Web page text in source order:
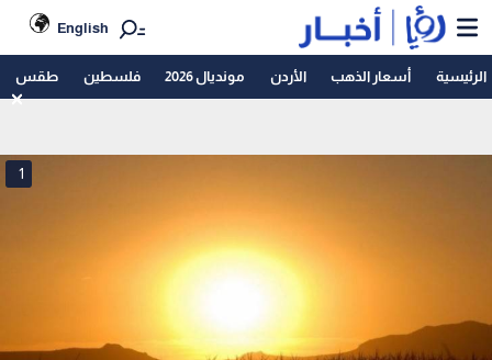
English
الرئيسية أسعار الذهب الأردن مونديال 2026 فلسطين طقس
1